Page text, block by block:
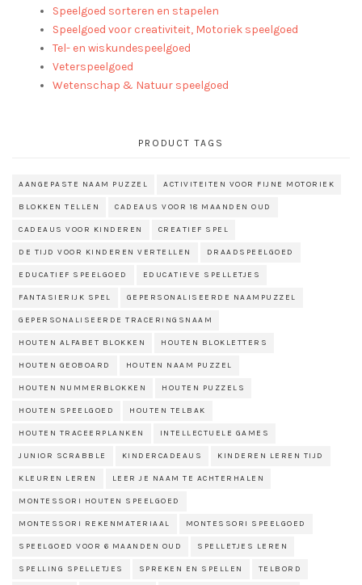
Speelgoed sorteren en stapelen
Speelgoed voor creativiteit, Motoriek speelgoed
Tel- en wiskundespeelgoed
Veterspeelgoed
Wetenschap & Natuur speelgoed
PRODUCT TAGS
AANGEPASTE NAAM PUZZEL ACTIVITEITEN VOOR FIJNE MOTORIEK
BLOKKEN TELLEN CADEAUS VOOR 18 MAANDEN OUD
CADEAUS VOOR KINDEREN CREATIEF SPEL
DE TIJD VOOR KINDEREN VERTELLEN DRAADSPEELGOED
EDUCATIEF SPEELGOED EDUCATIEVE SPELLETJES
FANTASIERIJK SPEL GEPERSONALISEERDE NAAMPUZZEL
GEPERSONALISEERDE TRACERINGSNAAM
HOUTEN ALFABET BLOKKEN HOUTEN BLOKLETTERS
HOUTEN GEOBOARD HOUTEN NAAM PUZZEL
HOUTEN NUMMERBLOKKEN HOUTEN PUZZELS
HOUTEN SPEELGOED HOUTEN TELBAK
HOUTEN TRACEERPLANKEN INTELLECTUELE GAMES
JUNIOR SCRABBLE KINDERCADEAUS KINDEREN LEREN TIJD
KLEUREN LEREN LEER JE NAAM TE ACHTERHALEN
MONTESSORI HOUTEN SPEELGOED
MONTESSORI REKENMATERIAAL MONTESSORI SPEELGOED
SPEELGOED VOOR 6 MAANDEN OUD SPELLETJES LEREN
SPELLING SPELLETJES SPREKEN EN SPELLEN TELBORD